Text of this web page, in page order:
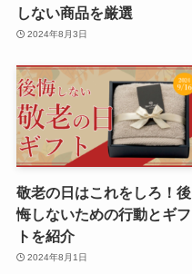
しない商品を厳選
2024年8月3日
敬老の日はこれをしろ！後
悔しないための行動とギフ
トを紹介
2024年8月1日